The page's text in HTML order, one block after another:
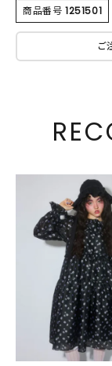
商品番号 1251501
ご